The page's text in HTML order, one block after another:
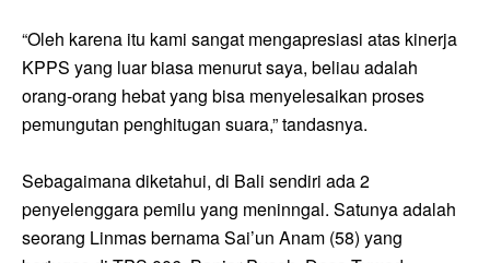
“Oleh karena itu kami sangat mengapresiasi atas kinerja
KPPS yang luar biasa menurut saya, beliau adalah
orang-orang hebat yang bisa menyelesaikan proses
pemungutan penghitugan suara,” tandasnya.
Sebagaimana diketahui, di Bali sendiri ada 2
penyelenggara pemilu yang meninngal. Satunya adalah
seorang Linmas bernama Sai’un Anam (58) yang